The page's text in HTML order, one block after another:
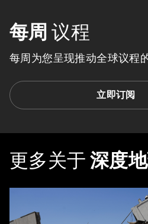
每周 议程
每周为您呈现推动全球议程
立即订阅
更多关于 深度